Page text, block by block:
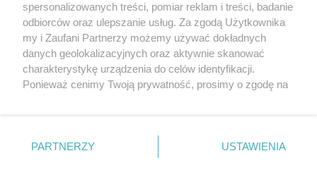
REKLAMA WSPÓŁPRACA RSS FACEBOOK KONTAKT
Nasze serwisy
Aktualności
Tcz24
Historia miasta
Muzyka i kultura
Archiwum wydarzeń
Zdjęcia miasta
spersonalizowanych treści, pomiar reklam i treści, badanie
odbiorców oraz ulepszanie usług. Za zgodą Użytkownika
my i Zaufani Partnerzy możemy używać dokładnych
danych geolokalizacyjnych oraz aktywnie skanować
charakterystykę urządzenia do celów identyfikacji.
Ponieważ cenimy Twoją prywatność, prosimy o zgodę na
znajdujący się w lewym dolnym rogu strony
. Niektóre
PARTNERZY USTAWIENIA